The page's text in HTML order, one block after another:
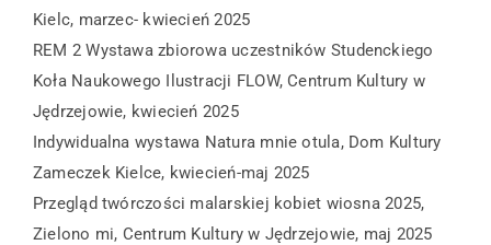
Kielc, marzec- kwiecień 2025
REM 2 Wystawa zbiorowa uczestników Studenckiego
Koła Naukowego Ilustracji FLOW, Centrum Kultury w
Jędrzejowie, kwiecień 2025
Indywidualna wystawa Natura mnie otula, Dom Kultury
Zameczek Kielce, kwiecień-maj 2025
Przegląd twórczości malarskiej kobiet wiosna 2025,
Zielono mi, Centrum Kultury w Jędrzejowie, maj 2025